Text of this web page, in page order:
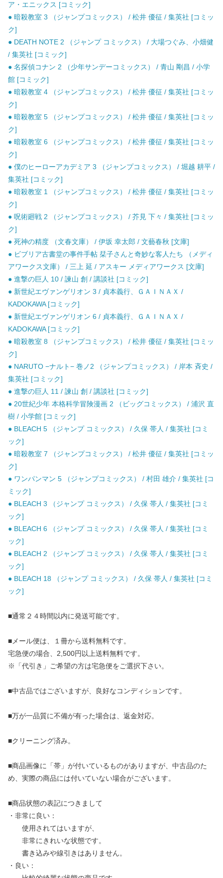
ア・エニックス [コミック]
● 暗殺教室 3 （ジャンプコミックス） / 松井 優征 / 集英社 [コミッ
ク]
● DEATH NOTE 2 （ジャンプ コミックス） / 大場つぐみ、小畑健
/ 集英社 [コミック]
● 名探偵コナン 2 （少年サンデーコミックス） / 青山 剛昌 / 小学
館 [コミック]
● 暗殺教室 4 （ジャンプコミックス） / 松井 優征 / 集英社 [コミッ
ク]
● 暗殺教室 5 （ジャンプコミックス） / 松井 優征 / 集英社 [コミッ
ク]
● 暗殺教室 6 （ジャンプコミックス） / 松井 優征 / 集英社 [コミッ
ク]
● 僕のヒーローアカデミア 3 （ジャンプコミックス） / 堀越 耕平 /
集英社 [コミック]
● 暗殺教室 1 （ジャンプコミックス） / 松井 優征 / 集英社 [コミッ
ク]
● 呪術廻戦 2 （ジャンプコミックス） / 芥見 下々 / 集英社 [コミッ
ク]
● 死神の精度 （文春文庫） / 伊坂 幸太郎 / 文藝春秋 [文庫]
● ビブリア古書堂の事件手帖 栞子さんと奇妙な客人たち （メディ
アワークス文庫） / 三上 延 / アスキー メディアワークス [文庫]
● 進撃の巨人 10 / 諫山 創 / 講談社 [コミック]
● 新世紀エヴァンゲリオン 3 / 貞本義行、ＧＡＩＮＡＸ /
KADOKAWA [コミック]
● 新世紀エヴァンゲリオン 6 / 貞本義行、ＧＡＩＮＡＸ /
KADOKAWA [コミック]
● 暗殺教室 8 （ジャンプコミックス） / 松井 優征 / 集英社 [コミッ
ク]
● NARUTO −ナルト− 巻ノ2 （ジャンプコミックス） / 岸本 斉史 /
集英社 [コミック]
● 進撃の巨人 11 / 諫山 創 / 講談社 [コミック]
● 20世紀少年 本格科学冒険漫画 2 （ビッグコミックス） / 浦沢 直
樹 / 小学館 [コミック]
● BLEACH 5 （ジャンプ コミックス） / 久保 帯人 / 集英社 [コミ
ック]
● 暗殺教室 7 （ジャンプコミックス） / 松井 優征 / 集英社 [コミッ
ク]
● ワンパンマン 5 （ジャンプコミックス） / 村田 雄介 / 集英社 [コ
ミック]
● BLEACH 3 （ジャンプ コミックス） / 久保 帯人 / 集英社 [コミ
ック]
● BLEACH 6 （ジャンプ コミックス） / 久保 帯人 / 集英社 [コミ
ック]
● BLEACH 2 （ジャンプ コミックス） / 久保 帯人 / 集英社 [コミ
ック]
● BLEACH 18 （ジャンプ コミックス） / 久保 帯人 / 集英社 [コミ
ック]
■通常２４時間以内に発送可能です。
■メール便は、１冊から送料無料です。
宅急便の場合、2,500円以上送料無料です。
※「代引き」ご希望の方は宅急便をご選択下さい。
■中古品ではございますが、良好なコンディションです。
■万が一品質に不備が有った場合は、返金対応。
■クリーニング済み。
■商品画像に「帯」が付いているものがありますが、中古品のた
め、実際の商品には付いていない場合がございます。
■商品状態の表記につきまして
・非常に良い：
使用されてはいますが、
非常にきれいな状態です。
書き込みや線引きはありません。
・良い：